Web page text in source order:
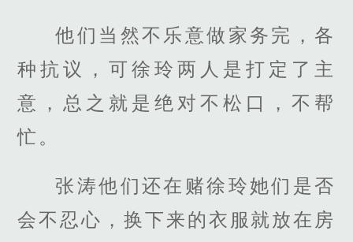
他们当然不乐意做家务完，各
种抗议，可徐玲两人是打定了主
意，总之就是绝对不松口，不帮
忙。
张涛他们还在赌徐玲她们是否
会不忍心，换下来的衣服就放在房